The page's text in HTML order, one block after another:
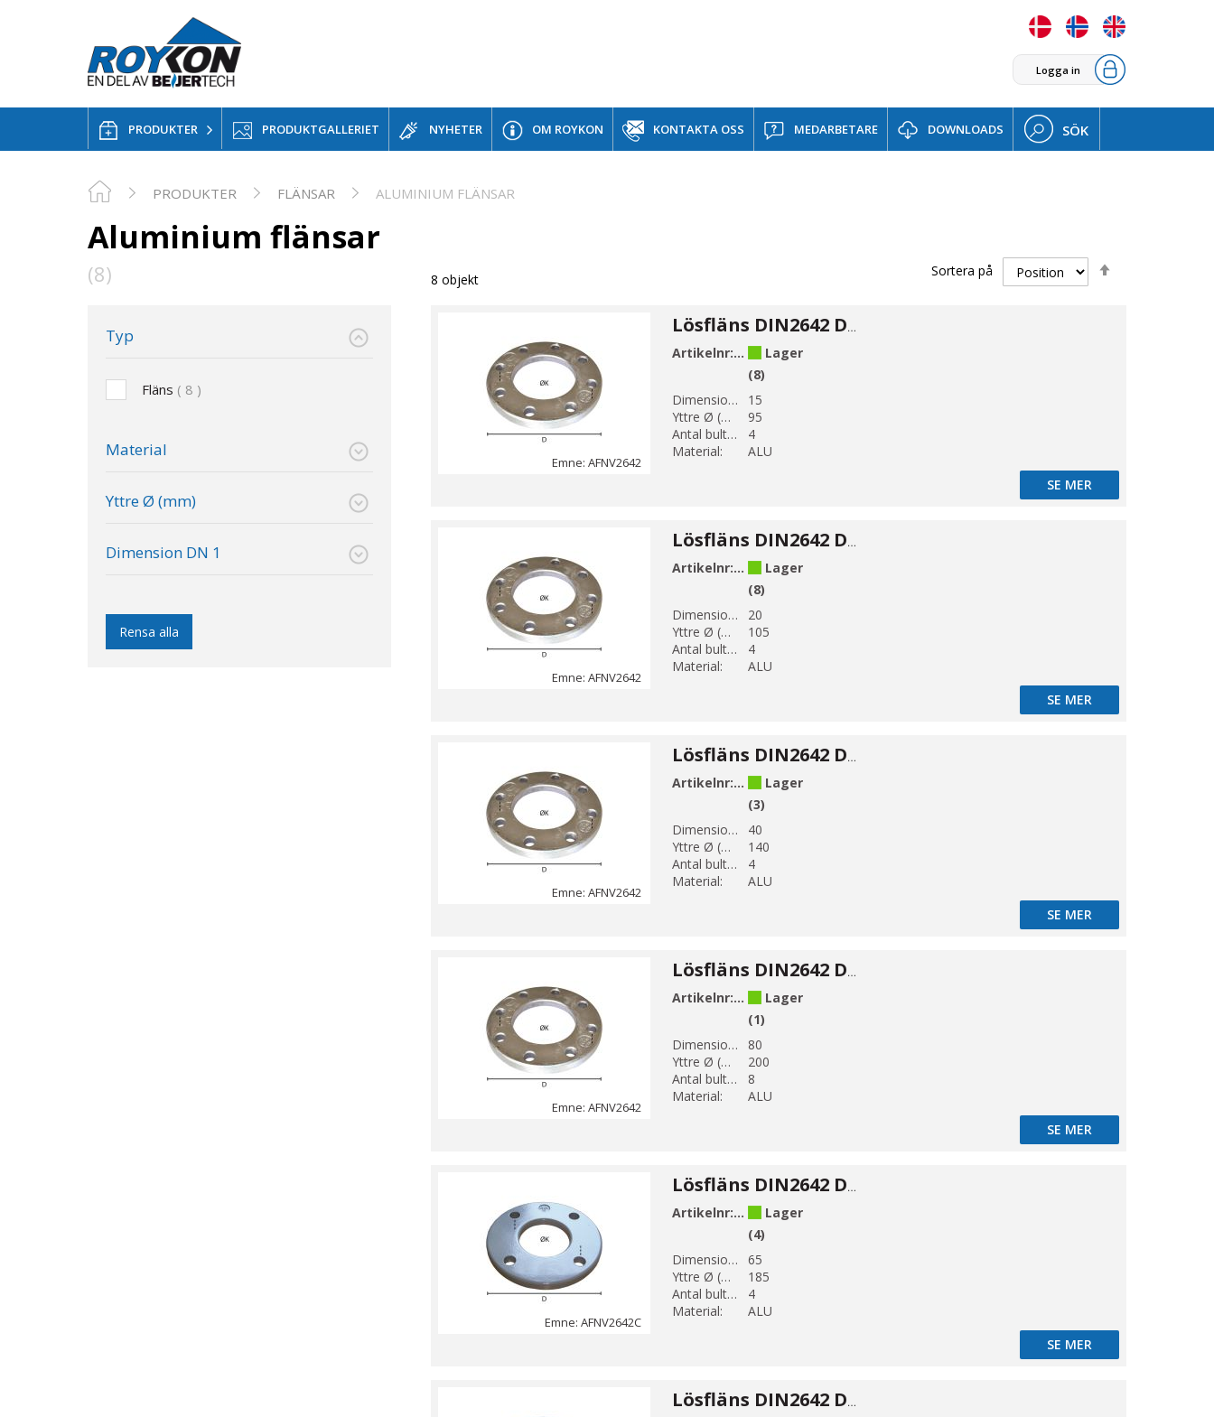
Logga in
PRODUKTER PRODUKTGALLERIET NYHETER OM ROYKON KONTAKTA OSS MEDARBETARE DOWNLOADS SÖK
PRODUKTER FLÄNSAR ALUMINIUM FLÄNSAR
Aluminium flänsar
(8)
Typ
Fläns 8
Material
Yttre Ø (mm)
Dimension DN 1
Rensa alla
8 objekt
Sortera på
Emne: AFNV2642
Lösfläns DIN2642 DN15 21,3
Artikelnr:AFNV264215
Lager
(8)
Dimension DN 1:
15
Yttre Ø (mm):
95
Antal bulthål:
4
Material:
ALU
SE MER
Emne: AFNV2642
Lösfläns DIN2642 DN20 26,9
Artikelnr:AFNV264220
Lager
(8)
Dimension DN 1:
20
Yttre Ø (mm):
105
Antal bulthål:
4
Material:
ALU
SE MER
Emne: AFNV2642
Lösfläns DIN2642 DN32 42,4
Artikelnr:AFNV264232
Lager
(3)
Dimension DN 1:
40
Yttre Ø (mm):
140
Antal bulthål:
4
Material:
ALU
SE MER
Emne: AFNV2642
Lösfläns DIN2642 DN80 88,9
Artikelnr:AFNV264280
Lager
(1)
Dimension DN 1:
80
Yttre Ø (mm):
200
Antal bulthål:
8
Material:
ALU
SE MER
Emne: AFNV2642C
Lösfläns DIN2642 DN65 76,1
Artikelnr:AFNV264265-COAT
Lager
(4)
Dimension DN 1:
65
Yttre Ø (mm):
185
Antal bulthål:
4
Material:
ALU
SE MER
Lösfläns DIN2642 DN125 139,7